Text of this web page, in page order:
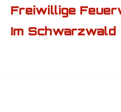
Freiwillige
Im Schwarzwald